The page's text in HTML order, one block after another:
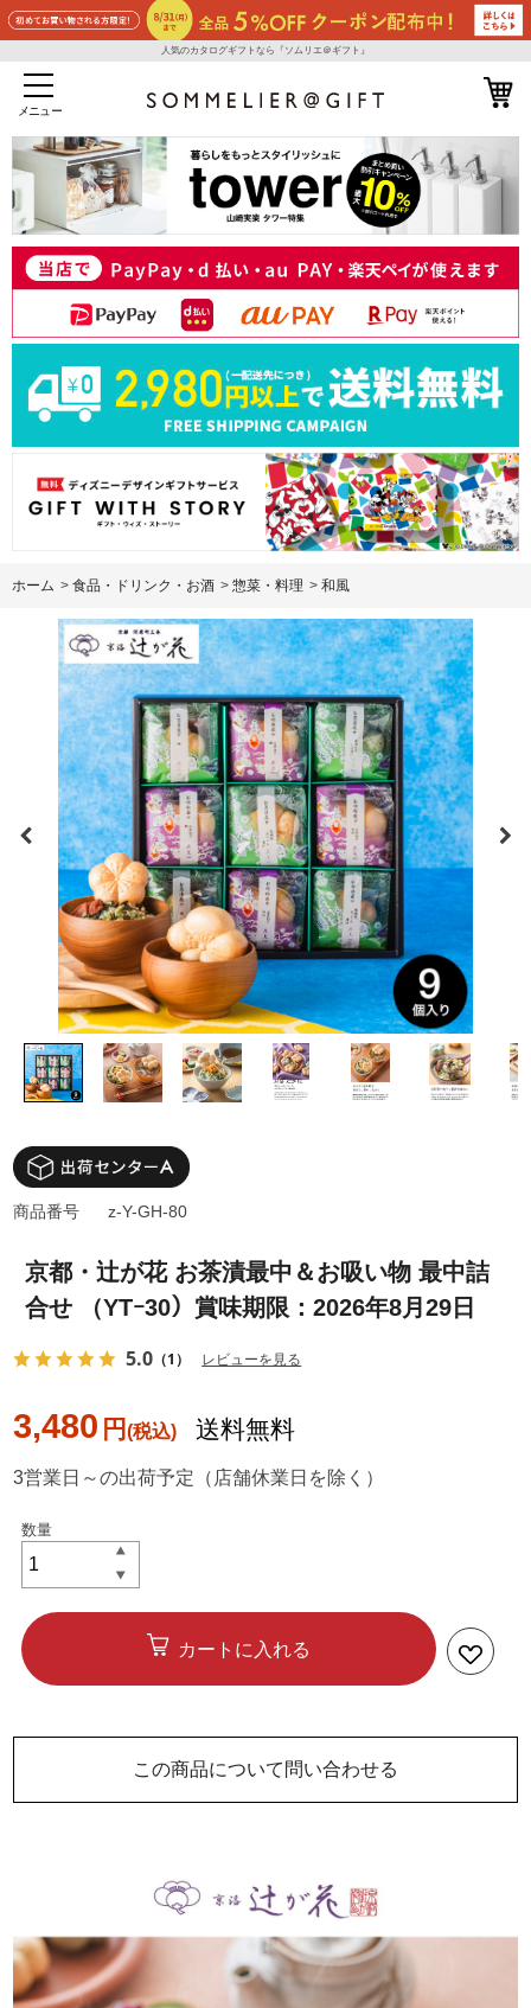
人気のカタログギフトなら『ソムリエ＠ギフト』
メニュー
ホーム > 食品・ドリンク・お酒 > 惣菜・料理 > 和風
京都・辻が花 お茶漬最中＆お吸い物 最中詰
合せ （YTｰ30）賞味期限：2026年8月29日
5.0 （1） レビューを見る
3,480 円 送料無料
商品番号 z-Y-GH-80
3営業日～の出荷予定（店舗休業日を除く）
カートに入れる
この商品について問い合わせる